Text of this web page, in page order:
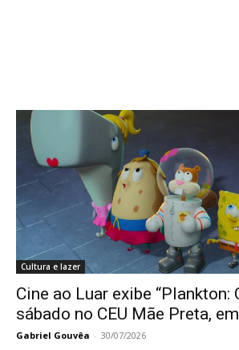
Cultura e lazer
Cine ao Luar exibe “Plankton:
sábado no CEU Mãe Preta,
Gabriel Gouvêa - 30/07/2026